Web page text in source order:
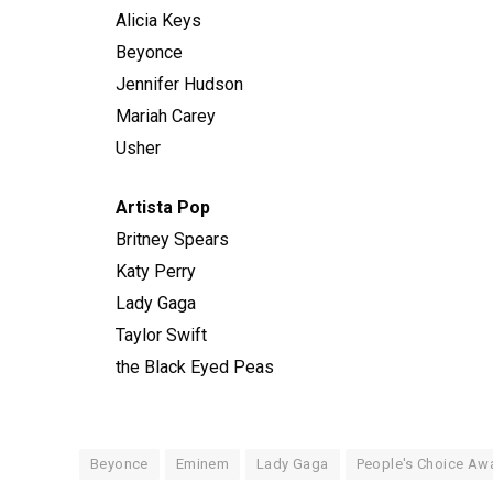
Alicia Keys
Beyonce
Jennifer Hudson
Mariah Carey
Usher
Artista Pop
Britney Spears
Katy Perry
Lady Gaga
Taylor Swift
the Black Eyed Peas
Beyonce Eminem Lady Gaga People's Choice